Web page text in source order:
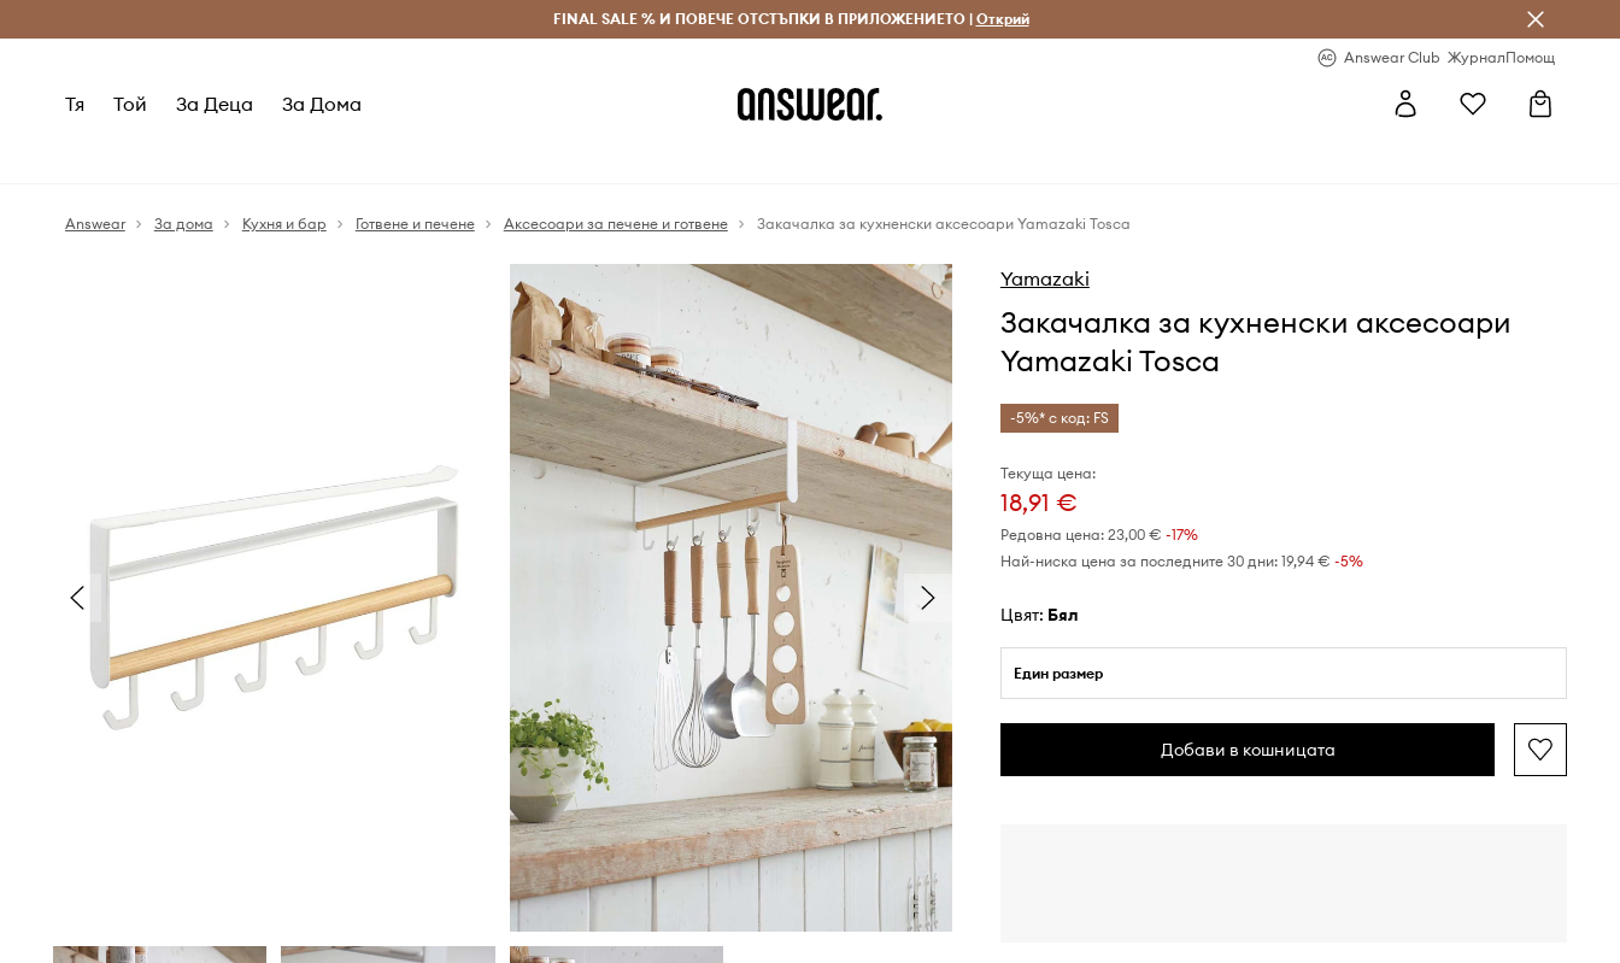
Безплатни доставка и връщане за поръчки над 70 EUR Доставка 1-5 дни
FINAL SALE % И ПОВЕЧЕ ОТСТЪПКИ В ПРИЛОЖЕНИЕТО | Открий
Answear Club ЖурналПомощ
Тя Той За Деца За Дома
Answear За дома Кухня и бар Готвене и печене Аксесоари за печене и готвене Закачалка за кухненски аксесоари Yamazaki Tosca
Yamazaki
Закачалка за кухненски аксесоари
Yamazaki Tosca
-5%* с код: FS
Текуща цена:
18,91 €
Редовна цена: 23,00 € -17%
Най-ниска цена за последните 30 дни: 19,94 € -5%
Цвят: бял
Един размер
Добави в кошницата